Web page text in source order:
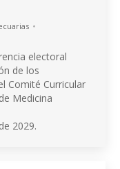
electoral
de los
Comité Curricular
Medicina
2029.